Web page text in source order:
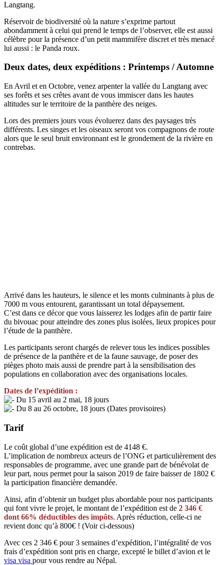
Langtang.
Réservoir de biodiversité où la nature s’exprime partout
abondamment à celui qui prend le temps de l’observer, elle est aussi
célèbre pour la présence d’un petit mammifère discret et très menacé
lui aussi : le Panda roux.
Deux dates, deux expéditions : Printemps / Automne
En Avril et en Octobre, venez arpenter la vallée du Langtang avec
ses forêts et ses crêtes avant de vous immiscer dans les hautes
altitudes sur le territoire de la panthère des neiges.
Lors des premiers jours vous évoluerez dans des paysages très
différents. Les singes et les oiseaux seront vos compagnons de route
alors que le seul bruit environnant est le grondement de la rivière en
contrebas.
Arrivé dans les hauteurs, le silence et les monts culminants à plus de
7000 m vous entourent, garantissant un total dépaysement.
C’est dans ce décor que vous laisserez les lodges afin de partir faire
du bivouac pour atteindre des zones plus isolées, lieux propices pour
l’étude de la panthère.
Les participants seront chargés de relever tous les indices possibles
de présence de la panthère et de la faune sauvage, de poser des
pièges photo mais aussi de prendre part à la sensibilisation des
populations en collaboration avec des organisations locales.
Dates de l’expédition :
Du 15 avril au 2 mai, 18 jours
Du 8 au 26 octobre, 18 jours (Dates provisoires)
Tarif
Le coût global d’une expédition est de 4148 €.
L’implication de nombreux acteurs de l’ONG et particulièrement des
responsables de programme, avec une grande part de bénévolat de
leur part, nous permet pour la saison 2019 de faire baisser de 1802 €
la participation financière demandée.
Ainsi, afin d’obtenir un budget plus abordable pour nos participants
qui font vivre le projet, le montant de l’expédition est de 2 346 €
dont 66% déductibles des impôts. Après réduction, celle-ci ne
revient donc qu’à 800€ ! (Voir ci-dessous)
Avec ces 2 346 € pour 3 semaines d’expédition, l’intégralité de vos
frais d’expédition sont pris en charge, excepté le billet d’avion et le
visa visa pour vous rendre au Népal.